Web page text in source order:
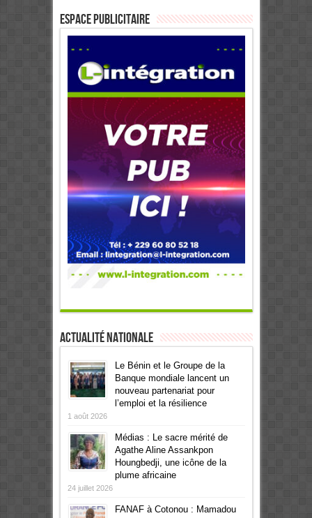
ESPACE PUBLICITAIRE
Actualité Nationale
Le Bénin et le Groupe de la
Banque mondiale lancent un
nouveau partenariat pour
l’emploi et la résilience
1 août 2026
Médias : Le sacre mérité de
Agathe Aline Assankpon
Houngbedji, une icône de la
plume africaine
24 juillet 2026
FANAF à Cotonou : Mamadou